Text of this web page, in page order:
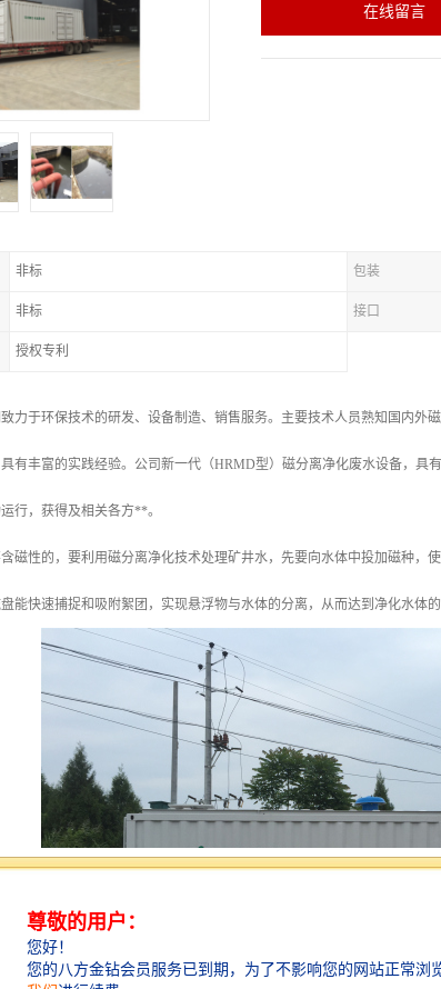
在线留言
非标 包装
非标 接口
授权专利
力于环保技术的研发、设备制造、销售服务。主要技术人员熟知国内外
有丰富的实践经验。公司新一代（HRMD型）磁分离净化废水设备，具
行，获得及相关各方**。
磁性的，要利用磁分离净化技术处理矿井水，先要向水体中投加磁种，
能快速捕捉和吸附絮团，实现悬浮物与水体的分离，从而达到净化水体的